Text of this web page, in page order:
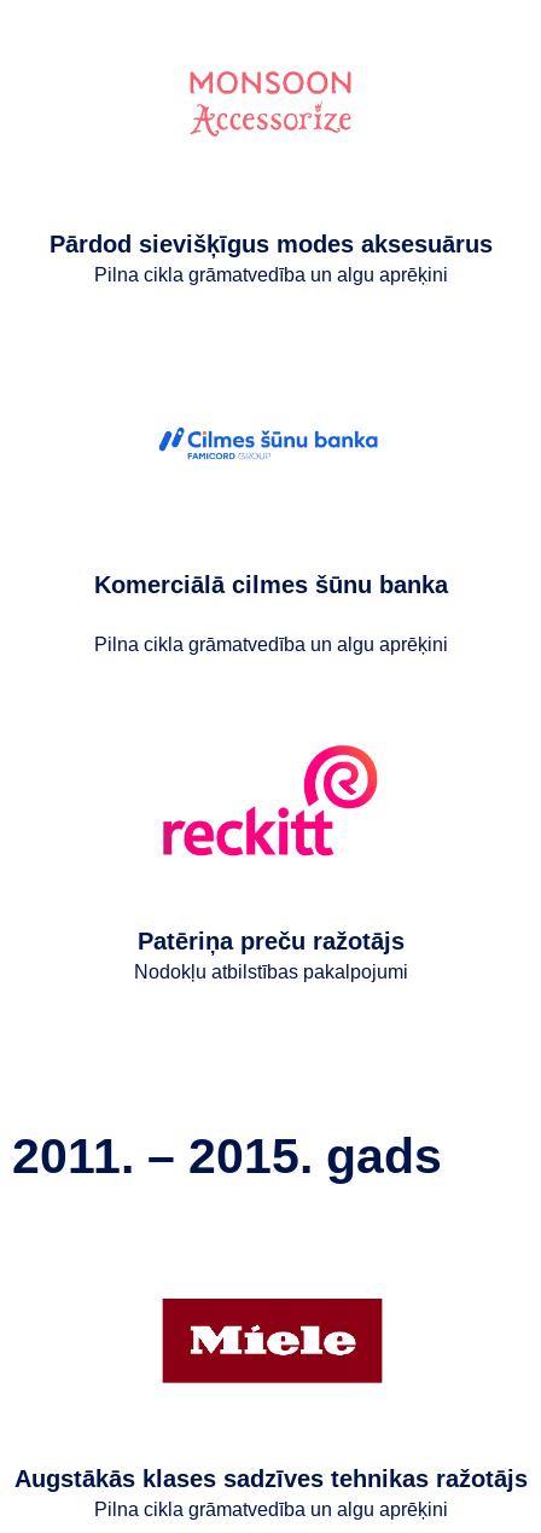
Pārdod sievišķīgus modes aksesuārus
Pilna cikla grāmatvedība un algu aprēķini
Komerciālā cilmes šūnu banka
Pilna cikla grāmatvedība un algu aprēķini
Patēriņa preču ražotājs
Nodokļu atbilstības pakalpojumi
2011. – 2015. gads
Augstākās klases sadzīves tehnikas ražotājs
Pilna cikla grāmatvedība un algu aprēķini